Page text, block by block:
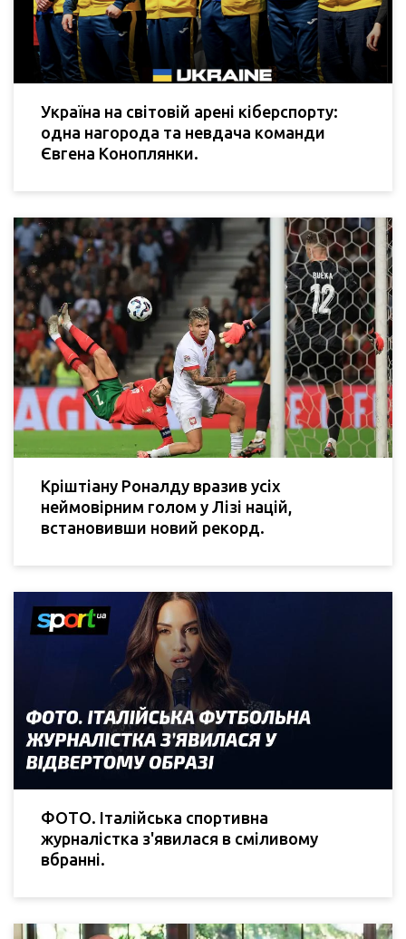
Україна на світовій арені кіберспорту:
одна нагорода та невдача команди
Євгена Коноплянки.
Кріштіану Роналду вразив усіх
неймовірним голом у Лізі націй,
встановивши новий рекорд.
ФОТО. Італійська спортивна
журналістка з'явилася в сміливому
вбранні.